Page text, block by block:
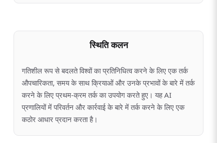
स्थिति कलन
गतिशील रूप से बदलते विश्वों का प्रतिनिधित्व करने के लिए एक तर्क
औपचारिकता, समय के साथ क्रियाओं और उनके प्रभावों के बारे में तर्क
करने के लिए प्रथम-क्रम तर्क का उपयोग करते हुए। यह AI
प्रणालियों में परिवर्तन और कार्रवाई के बारे में तर्क करने के लिए एक
कठोर आधार प्रदान करता है।